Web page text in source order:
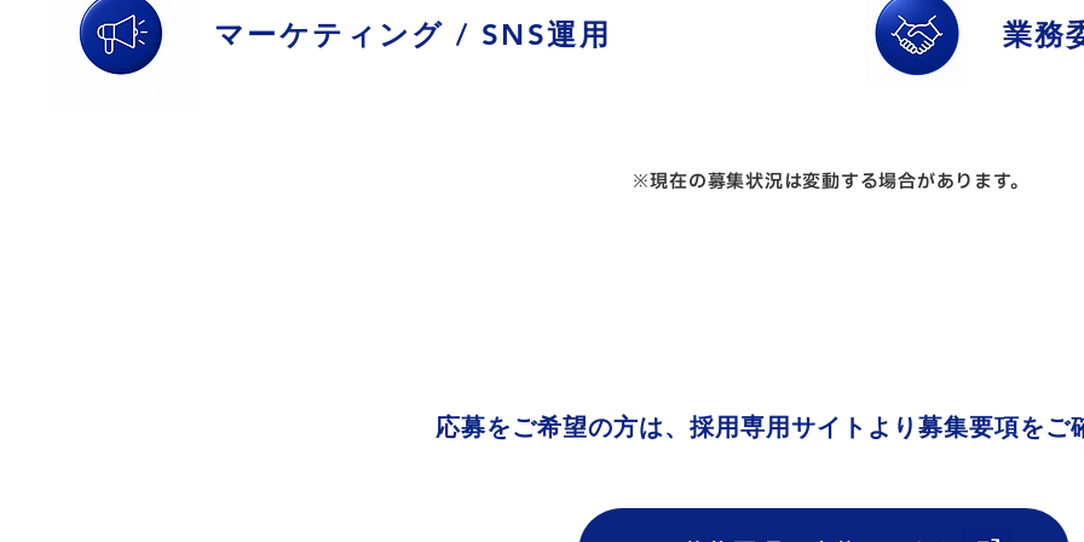
​マーケティング / SNS運用 業務
​※現在の募集状況は変動する場合があります。
応募をご希望の方は、採用専用サイトより募集要項をご